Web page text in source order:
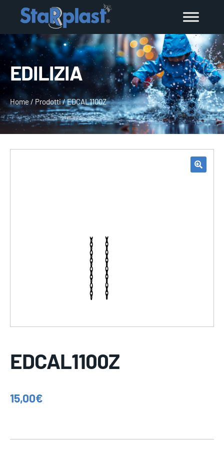
EDILIZIA
Home/ Prodotti/EDCAL1100Z
EDCAL1100Z
15,00€